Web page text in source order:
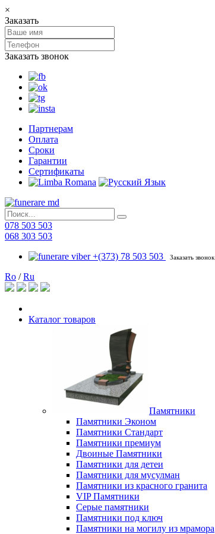
×
Заказать
Заказать звонок
Партнерам
Оплата
Сроки
Гарантии
Сертификаты
078 503 503
068 303 503
+(373) 78 503 503
Заказать звонок
Ro /Ru
Каталог товаров
Памятники
Памятники Эконом
Памятники Стандарт
Памятники премиум
Двоиные Памятники
Памятники для детеи
Памятники для мусулман
Памятники из красного гранита
VIP Памятники
Серые памятники
Памятники под ключ
Памятники на могилу из мрамора